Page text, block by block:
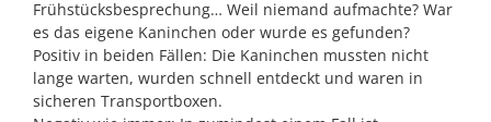
Frühstücksbesprechung… Weil niemand aufmachte? War
es das eigene Kaninchen oder wurde es gefunden?
Positiv in beiden Fällen: Die Kaninchen mussten nicht
lange warten, wurden schnell entdeckt und waren in
sicheren Transportboxen.